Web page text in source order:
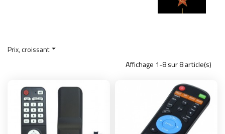
Prix, croissant
Affichage 1-8 sur 8 article(s)